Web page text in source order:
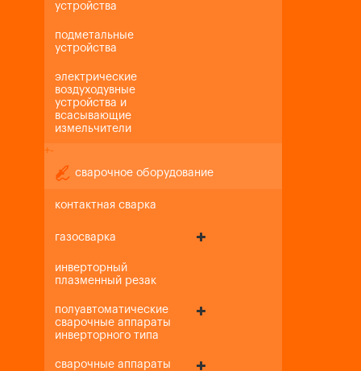
устройства
подметальные
устройства
электрические
воздуходувные
устройства и
всасывающие
измельчители
+-
сварочное оборудование
контактная сварка
газосварка
инверторный
плазменный резак
полуавтоматические
сварочные аппараты
инверторного типа
сварочные аппараты